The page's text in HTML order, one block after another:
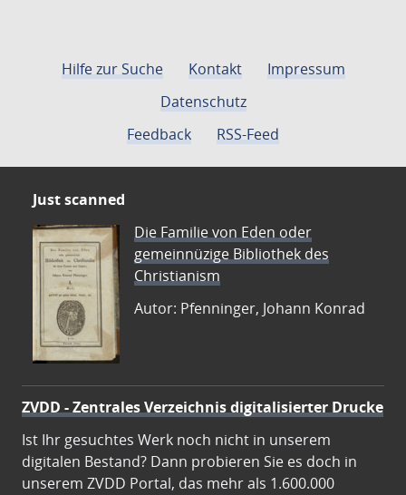
Hilfe zur Suche Kontakt
Impressum
Datenschutz
Feedback
RSS-Feed
Just scanned
Die Familie von Eden oder
gemeinnüzige Bibliothek des
Christianism
Autor: Pfenninger, Johann Konrad
ZVDD - Zentrales Verzeichnis digitalisierter Drucke
Ist Ihr gesuchtes Werk noch nicht in unserem
digitalen Bestand? Dann probieren Sie es doch in
unserem ZVDD Portal, das mehr als 1.600.000